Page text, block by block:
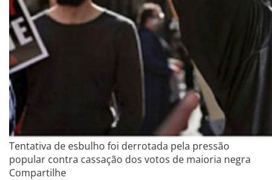
Tentativa de esbulho foi derrotada pela pressão
popular contra cassação dos votos de maioria negra
Compartilhe